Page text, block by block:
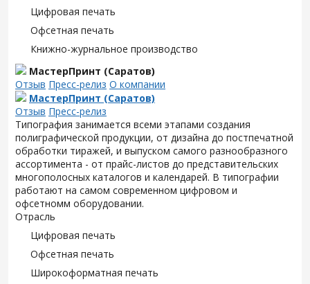
Цифровая печать
Офсетная печать
Книжно-журнальное производство
МастерПринт (Саратов)
Отзыв Пресс-релиз О компании
МастерПринт (Саратов)
Отзыв Пресс-релиз
Типография занимается всеми этапами создания
полиграфической продукции, от дизайна до постпечатной
обработки тиражей, и выпуском самого разнообразного
ассортимента - от прайс-листов до представительских
многополосных каталогов и календарей. В типографии
работают на самом современном цифровом и
офсетномм оборудовании.
Отрасль
Цифровая печать
Офсетная печать
Широкоформатная печать